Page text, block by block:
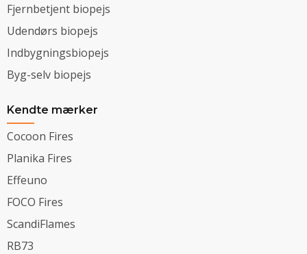
Fjernbetjent biopejs
Udendørs biopejs
Indbygningsbiopejs
Byg-selv biopejs
Kendte mærker
Cocoon Fires
Planika Fires
Effeuno
FOCO Fires
ScandiFlames
RB73